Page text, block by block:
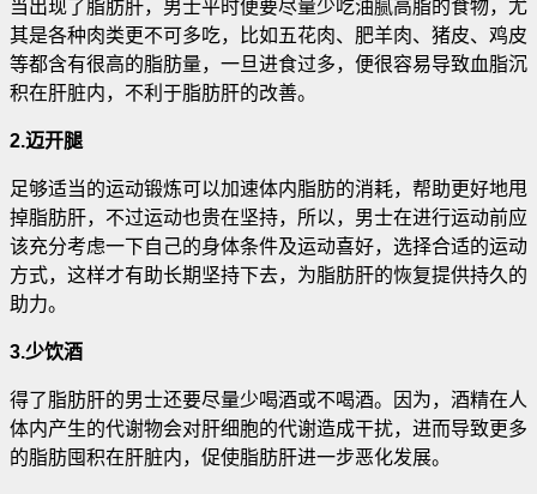
当出现了脂肪肝，男士平时便要尽量少吃油腻高脂的食物，尤
其是各种肉类更不可多吃，比如五花肉、肥羊肉、猪皮、鸡皮
等都含有很高的脂肪量，一旦进食过多，便很容易导致血脂沉
积在肝脏内，不利于脂肪肝的改善。
2.迈开腿
足够适当的运动锻炼可以加速体内脂肪的消耗，帮助更好地甩
掉脂肪肝，不过运动也贵在坚持，所以，男士在进行运动前应
该充分考虑一下自己的身体条件及运动喜好，选择合适的运动
方式，这样才有助长期坚持下去，为脂肪肝的恢复提供持久的
助力。
3.少饮酒
得了脂肪肝的男士还要尽量少喝酒或不喝酒。因为，酒精在人
体内产生的代谢物会对肝细胞的代谢造成干扰，进而导致更多
的脂肪囤积在肝脏内，促使脂肪肝进一步恶化发展。